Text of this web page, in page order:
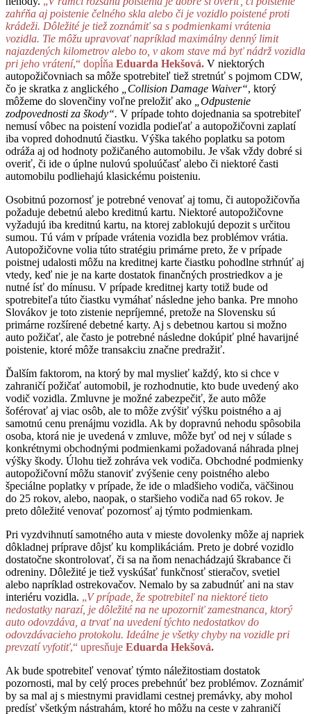
zahŕňa aj poistenie čelného skla alebo či je vozidlo poistené proti
krádeži. Dôležité je tiež zoznámiť sa s podmienkami vrátenia
vozidla. Tie môžu upravovať napríklad maximálny denný limit
najazdených kilometrov alebo to, v akom stave má byť nádrž vozidla
pri jeho vrátení,“ dopĺňa Eduarda Hekšová. V niektorých
autopožičovniach sa môže spotrebiteľ tiež stretnúť s pojmom CDW,
čo je skratka z anglického
„Collision Damage Waiver“, ktorý
môžeme do slovenčiny voľne preložiť ako
„Odpustenie
zodpovednosti za škody“. V prípade tohto dojednania sa spotrebiteľ
nemusí vôbec na poistení vozidla podieľať a autopožičovni zaplatí
iba vopred dohodnutú čiastku. Výška takého poplatku sa potom
odráža aj od hodnoty požičaného automobilu. Je však vždy dobré si
overiť, či ide o úplne nulovú spoluúčasť alebo či niektoré časti
automobilu podliehajú klasickému poisteniu.
Osobitnú pozornosť je potrebné venovať aj tomu, či autopožičovňa
požaduje debetnú alebo kreditnú kartu. Niektoré autopožičovne
vyžadujú iba kreditnú kartu, na ktorej zablokujú depozit s určitou
sumou. Tú vám v prípade vrátenia vozidla bez problémov vrátia.
Autopožičovne volia túto stratégiu primárne preto, že v prípade
poistnej udalosti môžu na kreditnej karte čiastku pohodlne strhnúť aj
vtedy, keď nie je na karte dostatok finančných prostriedkov a je
nutné ísť do mínusu. V prípade kreditnej karty totiž bude od
spotrebiteľa túto čiastku vymáhať následne jeho banka. Pre mnoho
Slovákov je toto zistenie nepríjemné, pretože na Slovensku sú
primárne rozšírené debetné karty. Aj s debetnou kartou si možno
auto požičať, ale často je potrebné následne dokúpiť plné havarijné
poistenie, ktoré môže transakciu značne predražiť.
Ďalším faktorom, na ktorý by mal myslieť každý, kto si chce v
zahraničí požičať automobil, je rozhodnutie, kto bude uvedený ako
vodič vozidla. Zmluvne je možné zabezpečiť, že auto môže
šoférovať aj viac osôb, ale to môže zvýšiť výšku poistného a aj
samotnú cenu prenájmu vozidla. Ak by dopravnú nehodu spôsobila
osoba, ktorá nie je uvedená v zmluve, môže byť od nej v súlade s
konkrétnymi obchodnými podmienkami požadovaná náhrada plnej
výšky škody. Úlohu tiež zohráva vek vodiča. Obchodné podmienky
autopožičovní môžu stanoviť zvýšenie ceny poistného alebo
špeciálne poplatky v prípade, že ide o mladšieho vodiča, väčšinou
do 25 rokov, alebo, naopak, o staršieho vodiča nad 65 rokov. Je
preto dôležité venovať pozornosť aj týmto podmienkam.
Pri vyzdvihnutí samotného auta v mieste dovolenky môže aj napriek
dôkladnej príprave dôjsť ku komplikáciám. Preto je dobré vozidlo
dostatočne skontrolovať, či sa na ňom nenachádzajú škrabance či
odreniny. Dôležité je tiež vyskúšať funkčnosť stieračov, svetiel
alebo napríklad ostrekovačov. Nemalo by sa zabudnúť ani na stav
interiéru vozidla. „V prípade, že spotrebiteľ na niektoré tieto
nedostatky narazí, je dôležité na ne upozorniť zamestnanca, ktorý
auto odovzdáva, a trvať na uvedení týchto nedostatkov do
odovzdávacieho protokolu. Ideálne je všetky chyby na vozidle pri
prevzatí vyfotiť,“ upresňuje Eduarda Hekšová.
Ak bude spotrebiteľ venovať týmto náležitostiam dostatok
pozornosti, mal by celý proces prebehnúť bez problémov. Zoznámiť
by sa mal aj s miestnymi pravidlami cestnej premávky, aby mohol
predísť všetkým nástrahám, ktoré ho môžu na ceste v zahraničí